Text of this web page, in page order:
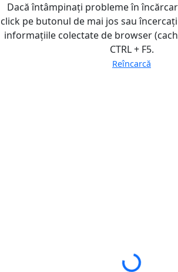
Loading...
Dacă întâmpinați probleme în
click pe butonul de mai jos sau
informațiile colectate de browser
CTRL + F5.
Reîncarcă